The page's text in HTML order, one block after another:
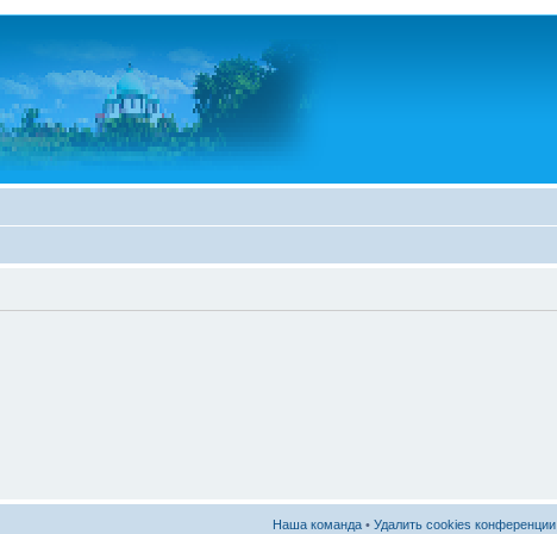
Наша команда • Удалить cookies конференции